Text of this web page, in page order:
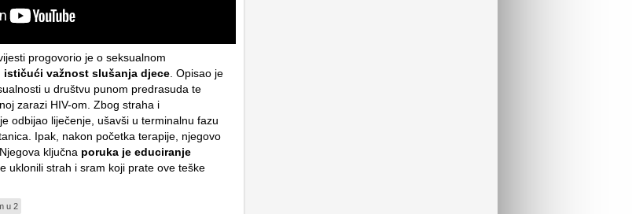
progovorio je o seksualnom
važnost slušanja djece . Opisao je
u društvu punom predrasuda te
zarazi HIV-om. Zbog straha i
odbijao liječenje, ušavši u terminalnu fazu
Ipak, nakon početka terapije, njegovo
ključna poruka je educiranje
uklonili strah i sram koji prate ove teške
u 2